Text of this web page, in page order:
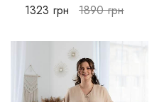
1323 грн 1890грн